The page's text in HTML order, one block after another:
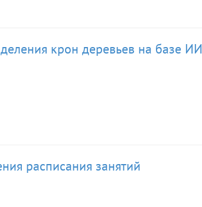
крон деревьев на базе ИИ
расписания занятий